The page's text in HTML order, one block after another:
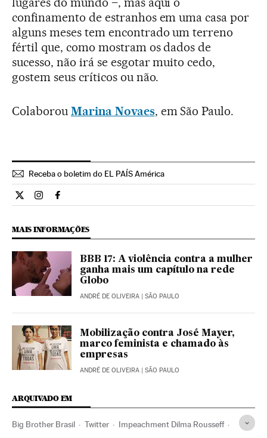
confinamento de estranhos em uma casa por
alguns meses tem encontrado um terreno
fértil que, como mostram os dados de
sucesso, não irá se esgotar muito cedo,
gostem seus críticos ou não.
Colaborou Marina Novaes, em São Paulo.
Receba o boletim do EL PAÍS América
Cultura El País Brasil en Twitter
Cultura El País Brasil en Instagram
Cultura El País Brasil en Facebook
MAIS INFORMAÇÕES
BBB 17: A violência contra a mulher
ganha mais um capítulo na rede
Globo
ANDRÉ DE OLIVEIRA | SÃO PAULO
Mobilização contra José Mayer,
marco feminista e chamado às
empresas
ANDRÉ DE OLIVEIRA | SÃO PAULO
ARQUIVADO EM
Big Brother Brasil Twitter Impeachment Dilma Rousseff